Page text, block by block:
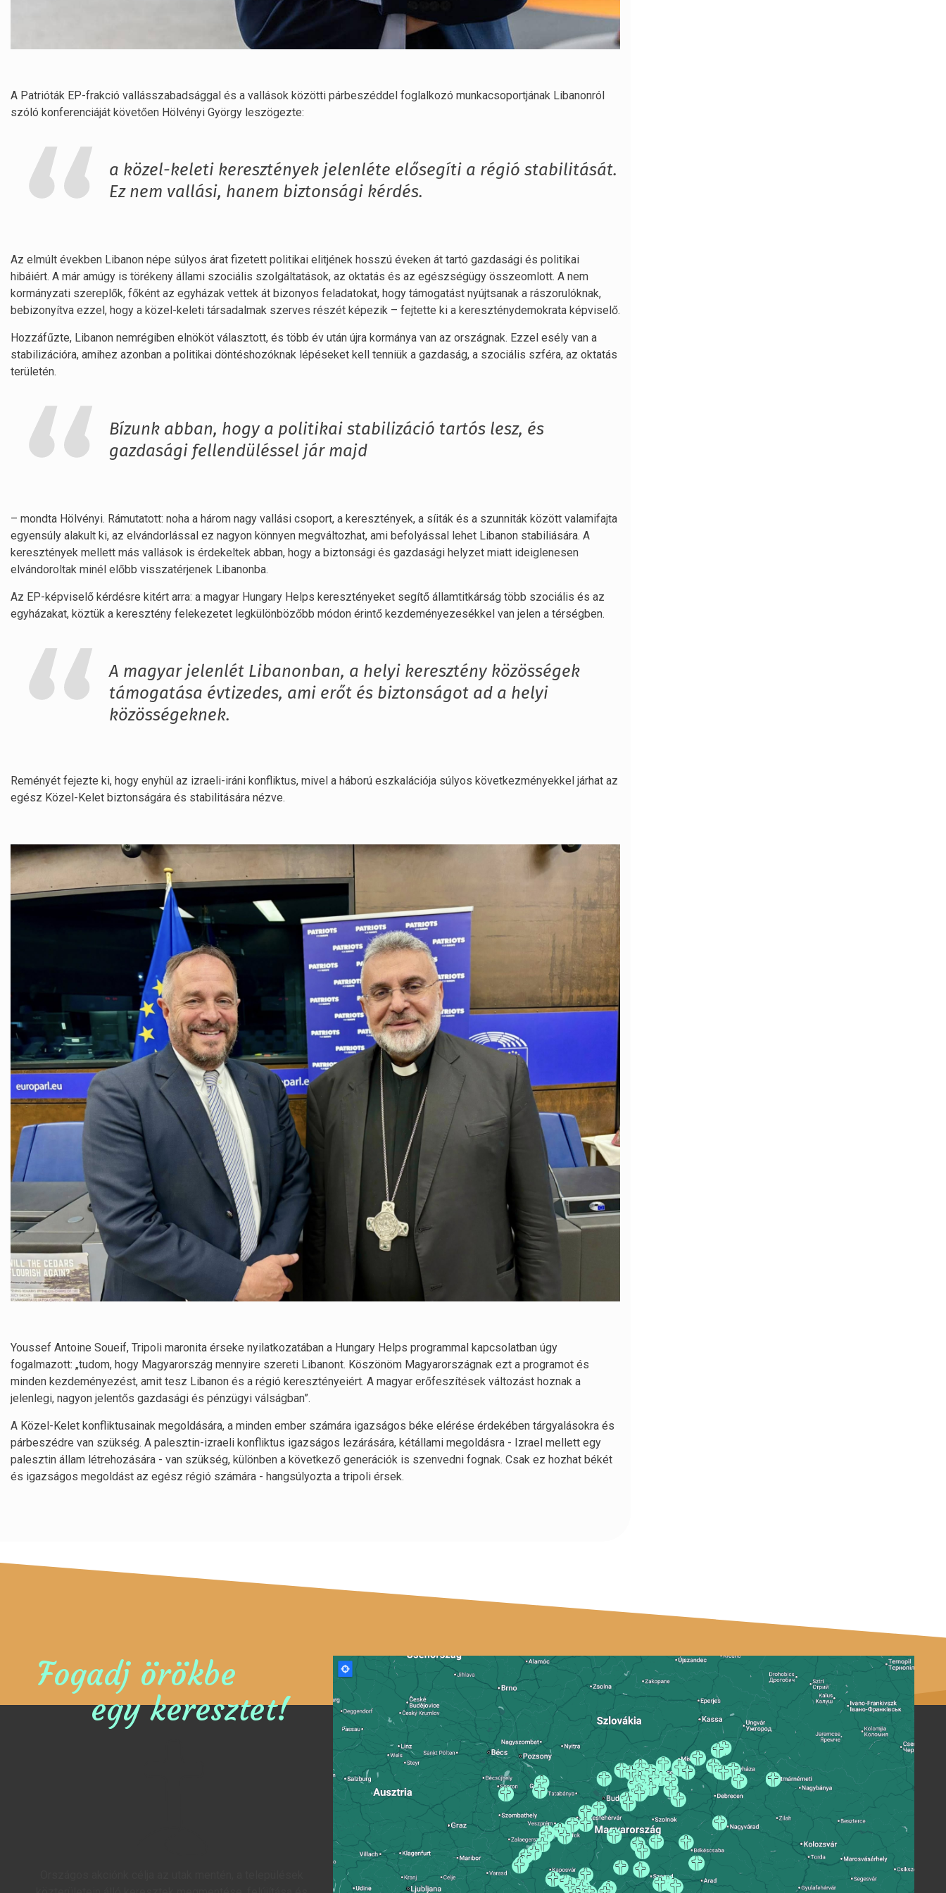
A Patrióták EP-frakció vallásszabadsággal és a vallások közötti párbeszéddel foglalkozó munkacsoportjának Libanonról
szóló konferenciáját követően Hölvényi György leszögezte:
a közel-keleti keresztények jelenléte elősegíti a régió stabilitását.
Ez nem vallási, hanem biztonsági kérdés.
Az elmúlt években Libanon népe súlyos árat fizetett politikai elitjének hosszú éveken át tartó gazdasági és politikai
hibáiért. A már amúgy is törékeny állami szociális szolgáltatások, az oktatás és az egészségügy összeomlott. A nem
kormányzati szereplők, főként az egyházak vettek át bizonyos feladatokat, hogy támogatást nyújtsanak a rászorulóknak,
bebizonyítva ezzel, hogy a közel-keleti társadalmak szerves részét képezik – fejtette ki a kereszténydemokrata képviselő.
Hozzáfűzte, Libanon nemrégiben elnököt választott, és több év után újra kormánya van az országnak. Ezzel esély van a
stabilizációra, amihez azonban a politikai döntéshozóknak lépéseket kell tenniük a gazdaság, a szociális szféra, az oktatás
területén.
Bízunk abban, hogy a politikai stabilizáció tartós lesz, és
gazdasági fellendüléssel jár majd
– mondta Hölvényi. Rámutatott: noha a három nagy vallási csoport, a keresztények, a síiták és a szunniták között valamifajta
egyensúly alakult ki, az elvándorlással ez nagyon könnyen megváltozhat, ami befolyással lehet Libanon stabiliására. A
keresztények mellett más vallások is érdekeltek abban, hogy a biztonsági és gazdasági helyzet miatt ideiglenesen
elvándoroltak minél előbb visszatérjenek Libanonba.
Az EP-képviselő kérdésre kitért arra: a magyar Hungary Helps keresztényeket segítő államtitkárság több szociális és az
egyházakat, köztük a keresztény felekezetet legkülönbözőbb módon érintő kezdeményezesékkel van jelen a térségben.
A magyar jelenlét Libanonban, a helyi keresztény közösségek
támogatása évtizedes, ami erőt és biztonságot ad a helyi
közösségeknek.
Reményét fejezte ki, hogy enyhül az izraeli-iráni konfliktus, mivel a háború eszkalációja súlyos következményekkel járhat az
egész Közel-Kelet biztonságára és stabilitására nézve.
Youssef Antoine Soueif, Tripoli maronita érseke nyilatkozatában a Hungary Helps programmal kapcsolatban úgy
fogalmazott: „tudom, hogy Magyarország mennyire szereti Libanont. Köszönöm Magyarországnak ezt a programot és
minden kezdeményezést, amit tesz Libanon és a régió keresztényeiért. A magyar erőfeszítések változást hoznak a
jelenlegi, nagyon jelentős gazdasági és pénzügyi válságban”.
A Közel-Kelet konfliktusainak megoldására, a minden ember számára igazságos béke elérése érdekében tárgyalásokra és
párbeszédre van szükség. A palesztin-izraeli konfliktus igazságos lezárására, kétállami megoldásra - Izrael mellett egy
palesztin állam létrehozására - van szükség, különben a következő generációk is szenvedni fognak. Csak ez hozhat békét
és igazságos megoldást az egész régió számára - hangsúlyozta a tripoli érsek.
Fogadj örökbe
egy keresztet!